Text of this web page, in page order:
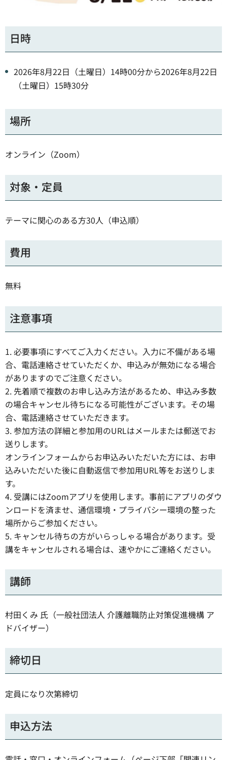
日時
2026年8月22日（土曜日）14時00分から2026年8月22日
（土曜日）15時30分
場所
オンライン（Zoom）
対象・定員
テーマに関心のある方30人（申込順）
費用
無料
注意事項
1. 必要事項にすべてご入力ください。入力に不備がある場
合、電話連絡させていただくか、申込みが無効になる場合
がありますのでご注意ください。
2. 先着順で複数のお申し込み方法があるため、申込み多数
の場合キャンセル待ちになる可能性がございます。その場
合、電話連絡させていただきます。
3. 参加方法の詳細と参加用のURLはメールまたは郵送でお
送りします。
オンラインフォームからお申込みいただいた方には、お申
込みいただいた後に自動返信で参加用URL等をお送りしま
す。
4. 受講にはZoomアプリを使用します。事前にアプリのダウ
ンロードを済ませ、通信環境・プライバシー環境の整った
場所からご参加ください。
5. キャンセル待ちの方がいらっしゃる場合があります。受
講をキャンセルされる場合は、速やかにご連絡ください。
講師
村田くみ 氏（一般社団法人 介護離職防止対策促進機構 ア
ドバイザー）
締切日
定員になり次第締切
申込方法